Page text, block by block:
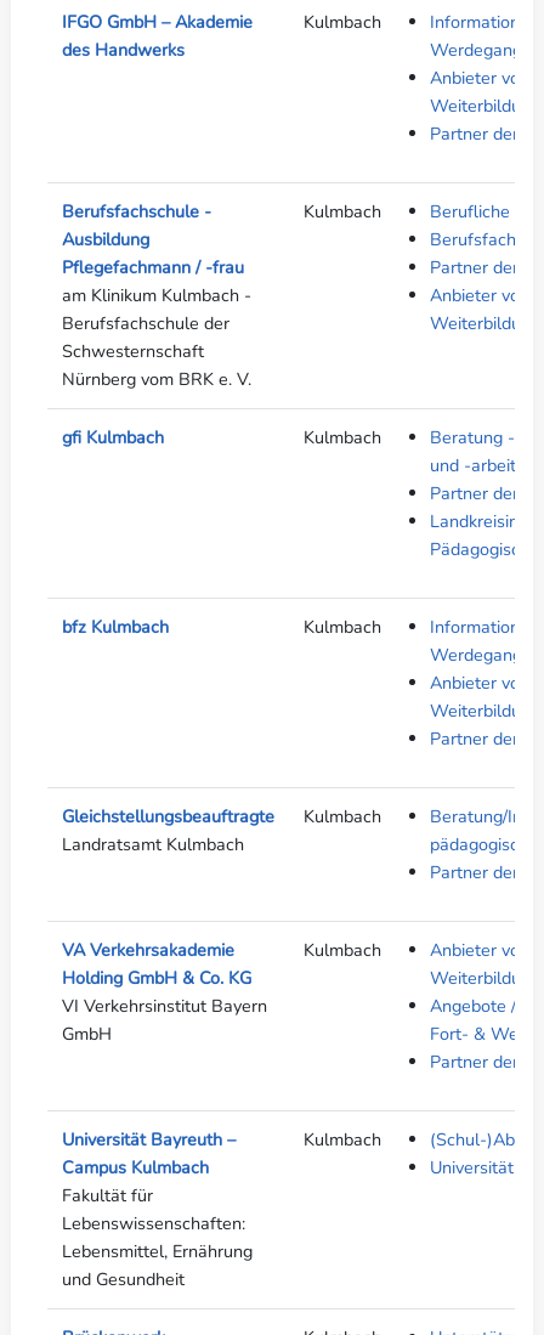
IFGO GmbH – Akademie
des Handwerks
Kulmbach
Werdegang
Anbieter von
Weiterbildung
Partner der
Berufsfachschule -
Ausbildung
Pflegefachmann / -frau
am Klinikum Kulmbach -
Berufsfachschule der
Schwesternschaft
Nürnberg vom BRK e. V.
Kulmbach
Berufliche
Partner der
Anbieter von
Weiterbildung
gfi Kulmbach Kulmbach
Beratung -
und -arbeit
Partner der
bfz Kulmbach Kulmbach
Werdegang
Anbieter von
Weiterbildung
Partner der
Gleichstellungsbeauftragte
Landratsamt Kulmbach
Kulmbach
Beratung/
Partner der
VA Verkehrsakademie
Holding GmbH & Co. KG
VI Verkehrsinstitut Bayern
GmbH
Kulmbach
Anbieter von
Weiterbildung
Angebote /
Fort- &
Partner der
Universität Bayreuth –
Campus Kulmbach
Fakultät für
Lebenswissenschaften:
Lebensmittel, Ernährung
und Gesundheit
Kulmbach
(Schul-
Universität /